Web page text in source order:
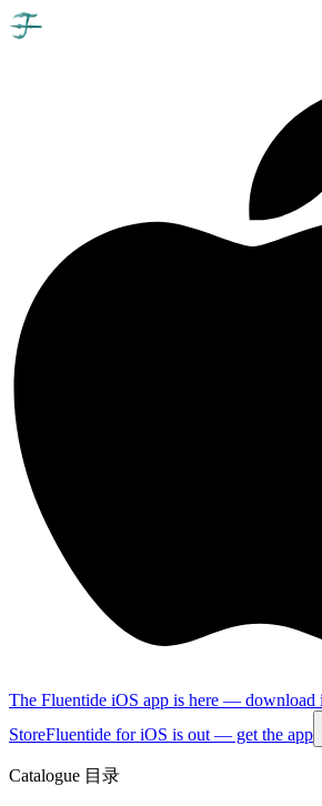
The Fluentide iOS app is here — download
StoreFluentide for iOS is out — get the app
Catalogue 目录